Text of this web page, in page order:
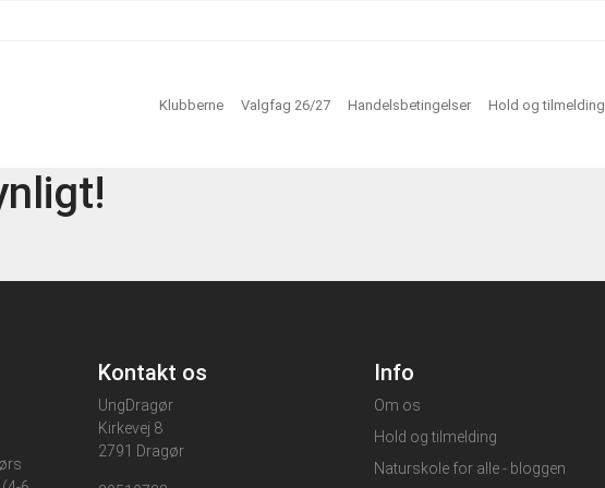
Klubberne Valgfag 26/27 Handelsbetingelser Hold og tilmelding
Kontakt os
UngDragør
Kirkevej 8
2791 Dragør
Info
Om os
Hold og tilmelding
Naturskole for alle - bloggen